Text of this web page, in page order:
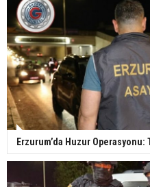
Erzurum’da Huzur Operasyonu: